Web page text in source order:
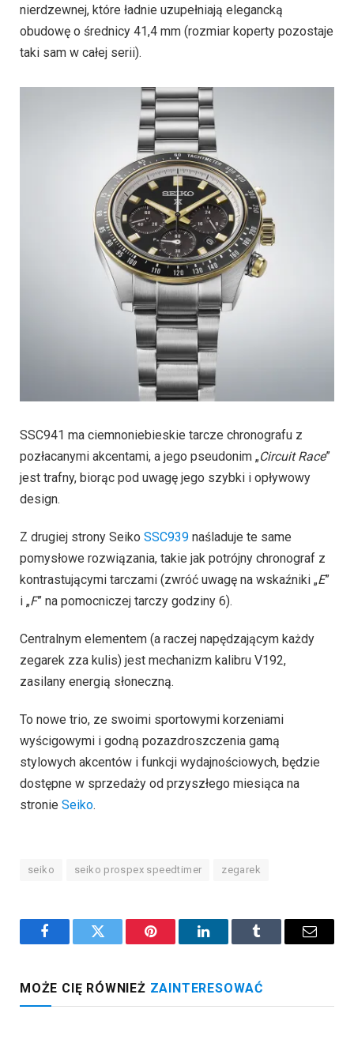
nierdzewnej, które ładnie uzupełniają elegancką
obudowę o średnicy 41,4 mm (rozmiar koperty pozostaje
taki sam w całej serii).
SSC941 ma ciemnoniebieskie tarcze chronografu z
pozłacanymi akcentami, a jego pseudonim „Circuit Race”
jest trafny, biorąc pod uwagę jego szybki i opływowy
design.
Z drugiej strony Seiko SSC939 naśladuje te same
pomysłowe rozwiązania, takie jak potrójny chronograf z
kontrastującymi tarczami (zwróć uwagę na wskaźniki „E”
i „F” na pomocniczej tarczy godziny 6).
Centralnym elementem (a raczej napędzającym każdy
zegarek zza kulis) jest mechanizm kalibru V192,
zasilany energią słoneczną.
To nowe trio, ze swoimi sportowymi korzeniami
wyścigowymi i godną pozazdroszczenia gamą
stylowych akcentów i funkcji wydajnościowych, będzie
dostępne w sprzedaży od przyszłego miesiąca na
stronie Seiko.
seiko seiko prospex speedtimer zegarek
FacebookTwitter Pinterest LinkedInTumblr Email
MOŻE CIĘ RÓWNIEŻ ZAINTERESOWAĆ